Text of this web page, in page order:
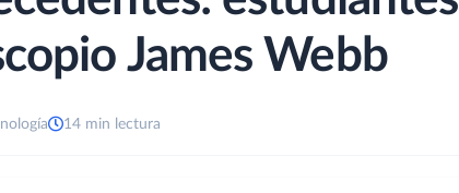
James Webb
14 min lectura